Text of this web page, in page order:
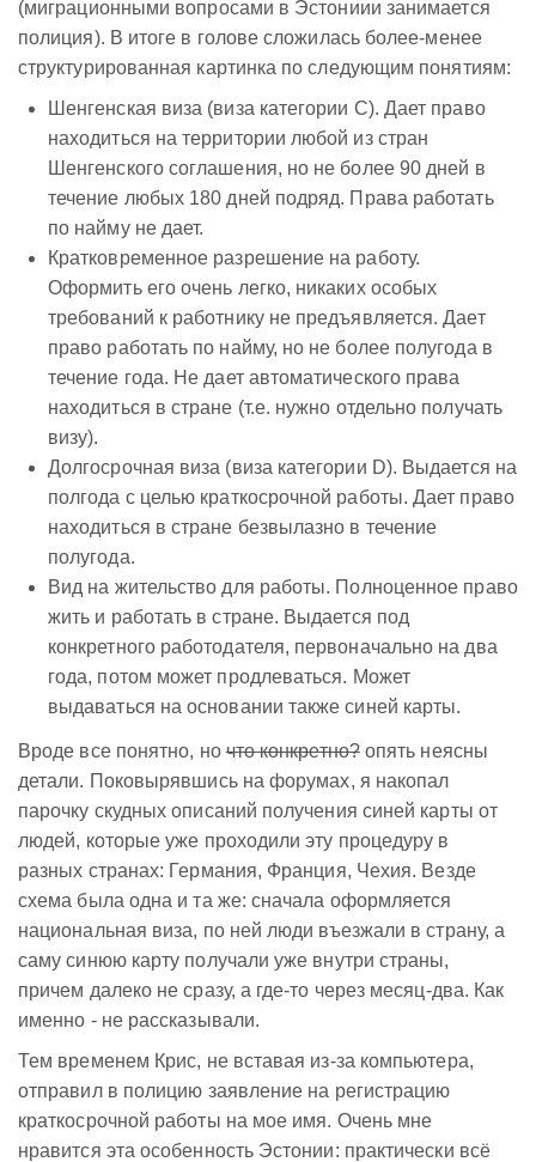
(миграционными вопросами в Эстониии занимается
полиция). В итоге в голове сложилась более-менее
структурированная картинка по следующим понятиям:
Шенгенская виза (виза категории C). Дает право
находиться на территории любой из стран
Шенгенского соглашения, но не более 90 дней в
течение любых 180 дней подряд. Права работать
по найму не дает.
Кратковременное разрешение на работу.
Оформить его очень легко, никаких особых
требований к работнику не предъявляется. Дает
право работать по найму, но не более полугода в
течение года. Не дает автоматического права
находиться в стране (т.е. нужно отдельно получать
визу).
Долгосрочная виза (виза категории D). Выдается на
полгода с целью краткосрочной работы. Дает право
находиться в стране безвылазно в течение
полугода.
Вид на жительство для работы. Полноценное право
жить и работать в стране. Выдается под
конкретного работодателя, первоначально на два
года, потом может продлеваться. Может
выдаваться на основании также синей карты.
Вроде все понятно, ночто конкретно?опять неясны
детали. Поковырявшись на форумах, я накопал
парочку скудных описаний получения синей карты от
людей, которые уже проходили эту процедуру в
разных странах: Германия, Франция, Чехия. Везде
схема была одна и та же: сначала оформляется
национальная виза, по ней люди въезжали в страну, а
саму синюю карту получали уже внутри страны,
причем далеко не сразу, а где-то через месяц-два. Как
именно - не рассказывали.
Тем временем Крис, не вставая из-за компьютера,
отправил в полицию заявление на регистрацию
краткосрочной работы на мое имя. Очень мне
нравится эта особенность Эстонии: практически всё